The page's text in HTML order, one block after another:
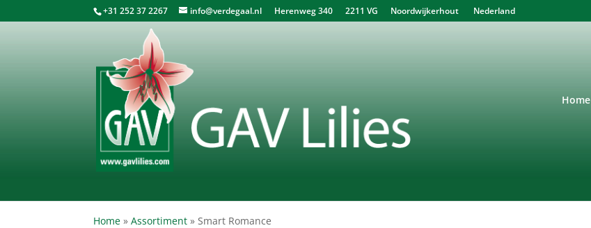
+31 252 37 2267 info@verdegaal.nl Herenweg 340 2211 VG Noordwijkerhout Nederland
Home
Home »Assortiment »Smart Romance